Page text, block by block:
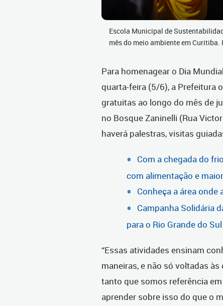
Escola Municipal de
mês do meio ambiente em
Para homenagear o Dia
quarta-feira (5/6), a Prefeitura
gratuitas ao longo do mês de
no Bosque Zaninelli (Rua
haverá palestras, visitas
Com a chegada do
com alimentação e
Conheça a área
Campanha Solidária
para o Rio Grande do Sul
“Essas atividades ensinam
maneiras, e não só voltadas
tanto que somos referência
aprender sobre isso do que o